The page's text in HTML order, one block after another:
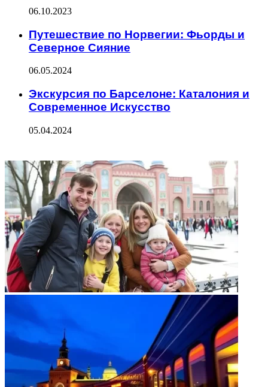
06.10.2023
Путешествие по Норвегии: Фьорды и
Северное Сияние
06.05.2024
Экскурсия по Барселоне: Каталония и
Современное Искусство
05.04.2024